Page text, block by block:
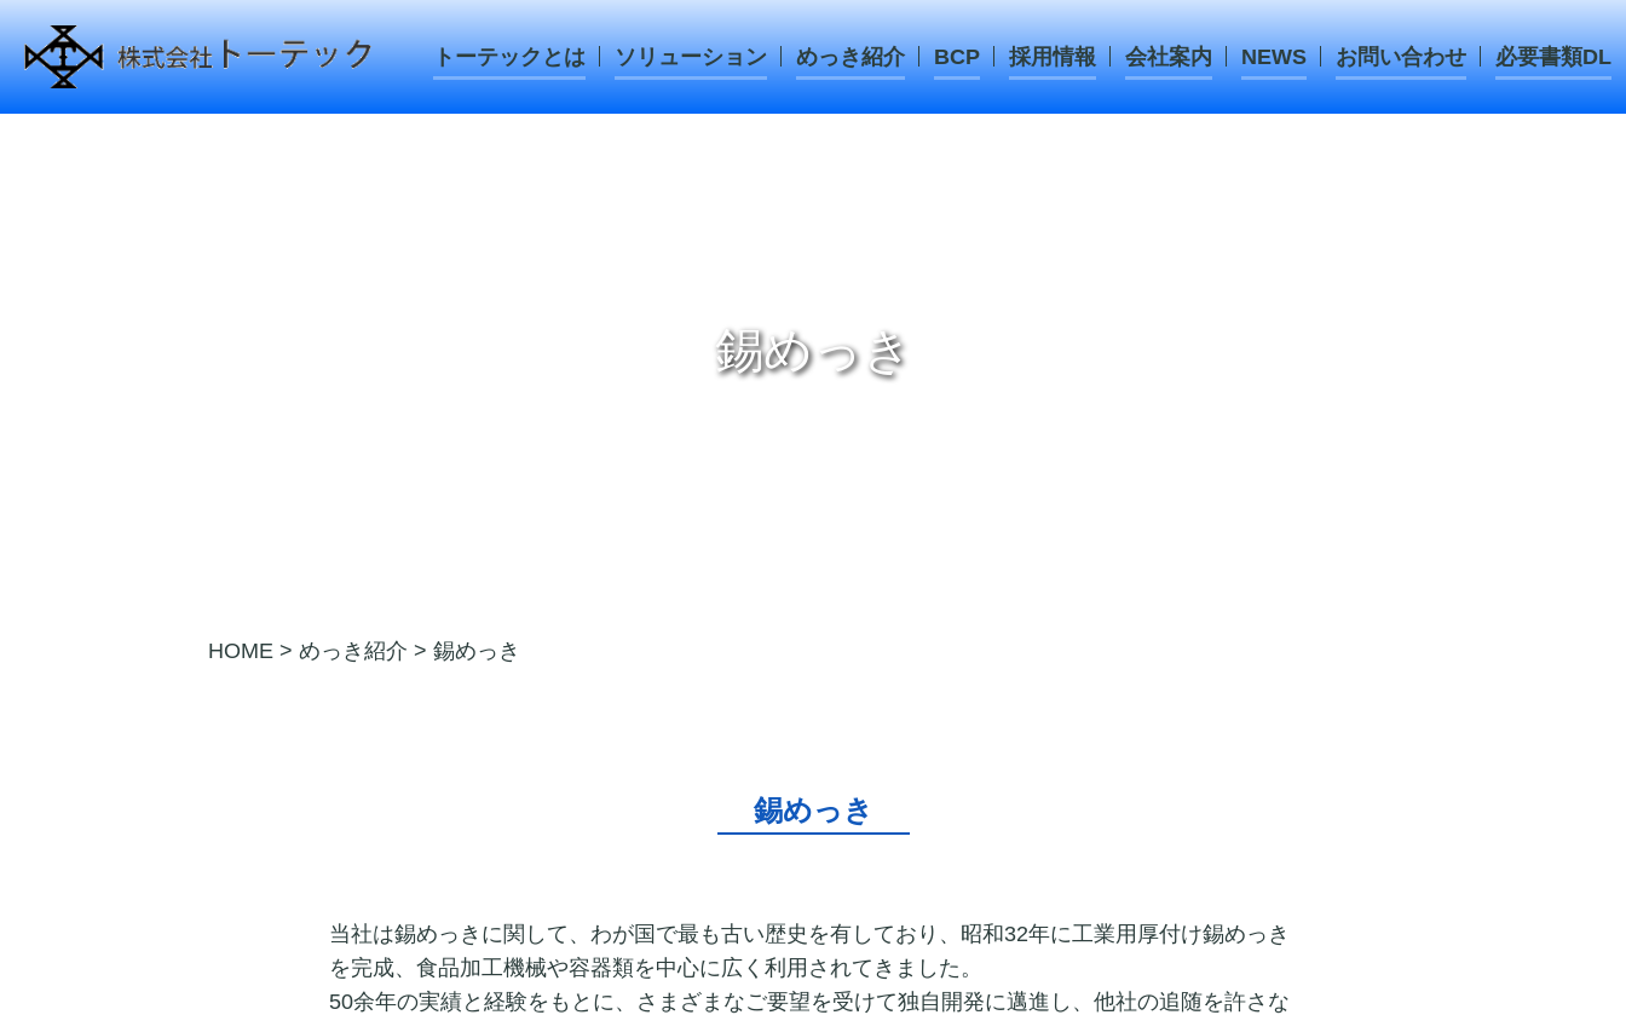
トーテックとは ソリューション めっき紹介 BCP 採用情報 会社案内 NEWS お問い合わせ 必要書類DL
錫めっき
HOME > めっき紹介 > 錫めっき
錫めっき
当社は錫めっきに関して、わが国で最も古い歴史を有しており、昭和32年に工業用厚付け錫めっき
を完成、食品加工機械や容器類を中心に広く利用されてきました。
50余年の実績と経験をもとに、さまざまなご要望を受けて独自開発に邁進し、他社の追随を許さな